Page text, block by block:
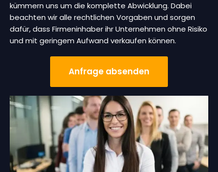
kümmern uns um die komplette Abwicklung. Dabei
beachten wir alle rechtlichen Vorgaben und sorgen
dafür, dass Firmeninhaber ihr Unternehmen ohne Risiko
und mit geringem Aufwand verkaufen können.
Anfrage absenden